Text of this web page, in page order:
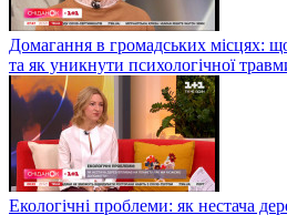
Домагання в громадських місцях:
та як уникнути психологічної
Екологічні проблеми: як нестача